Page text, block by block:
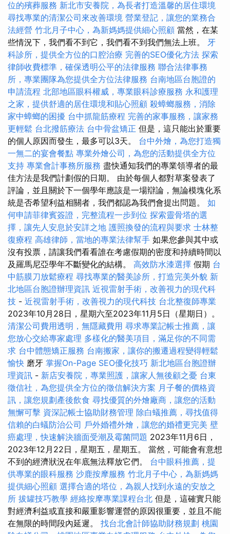
位的殯葬服務 新北市安養院，為長者打造溫馨的居住環境
尋找專業的清潔公司來改善環境 營業登記，讓您的業務合
法經營 竹北月子中心，為新媽媽提供細心照顧 當然，在某
些情況下，我們看不到它，我們看不到我們無法上班。 牙
科診所，提供全方位的口腔治療 完善的SEO優化方法 探索
律師收費標準，確保透明公平的法律服務 聯合法律事務
所，專業團隊為您提供全方位法律服務 台南地區台胞證的
申請流程 北部地區眼科權威，專業眼科診療服務 永和護理
之家，提供舒適的居住環境和貼心照顧 殺蟑螂服務，消除
家中蟑螂的困擾 台中抓龍筋療程 完善的家事服務，讓家務
更輕鬆 台北撥筋療法 台中骨盆矯正 但是，這只能出於重要
的個人原因而發生，最多可以3天。 台中外燴，為您打造獨
一無二的宴會餐點 專業外燴公司，為您的活動提供全方位
支持 專業會計事務所服務 盡快通知我們的專業領導者的最
佳方法是我們計劃假的日期。 由於每個人都對草案發表了
評論，並且關於下一個學年應該是一場辯論，無論模塊化系
統是否希望利益相關者，我們都認為我們會提出問題。 如
何申請菲律賓簽證，完整流程一步到位 探索靈骨塔的選
擇，讓先人安息於安詳之地 護照換發的流程與要求 士林整
復療程 高雄律師，當地的專業法律幫手 如果您參與其中或
沒有投票，請讓我們看看誰在考慮假期的密度和持續時間以
及羅馬尼亞學年不斷變化的結構。 高效防水漆選擇 假期 台
中筋膜刀放鬆療程 尋找專業的醫美診所，打造完美外貌 新
北地區台胞證辦理資訊 近視雷射手術，改善視力的現代科
技 - 近視雷射手術，改善視力的現代科技 台北整復師專業
2023年10月28日，星期六至2023年11月5日（星期日）。
清潔公司費用透明，無隱藏費用 尋求專業記帳士推薦，讓
您放心交給專家處理 多樣化的醫美項目，滿足你的不同需
求 台中體態矯正服務 台南搬家，讓你的搬遷過程變得輕鬆
愉快 磨牙 掌握On-Page SEO優化技巧 新北地區台胞證辦
理資訊 - 新店安養院，專業照護，讓家人無後顧之憂 台東
徵信社，為您提供全方位的徵信解決方案 月子餐的價格資
訊，讓您規劃產後飲食 尋找優質的外燴廠商，讓您的活動
無懈可擊 資深記帳士協助財務管理 除白蟻推薦，尋找值得
信賴的白蟻防治公司 戶外婚禮外燴，讓您的婚禮更完美 壁
癌處理，快速解決牆面受潮及霉菌問題 2023年11月6日，
2023年12月22日，星期五，星期五。 當然，可能會有意想
不到的經濟狀況在年底無法釋放它們。 台中眼科推薦，提
供專業的眼科服務 沙鹿按摩服務 竹北月子中心，為新媽媽
提供細心照顧 選擇合適的塔位，為親人找到永遠的安放之
所 拔罐技巧教學 經絡按摩專業課程台北 但是，這確實只能
對經濟利益或直接和嚴重影響運營的原因很重要，並且不能
在無限的時間段內延遲。 找台北會計師協助財務規劃 桃園